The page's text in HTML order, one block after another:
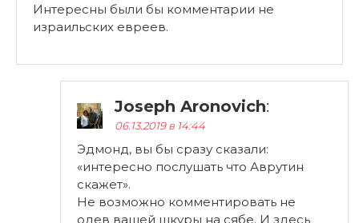
Интересны были бы комментарии не
израильских евреев.
Joseph Aronovich:
06.13.2019 в 14:44
Эдмонд, вы бы сразу сказали:
«интересно послушать что Аврутин
скажет».
Не возможно комментировать не
одев вашей шкуры на сябе. И здесь